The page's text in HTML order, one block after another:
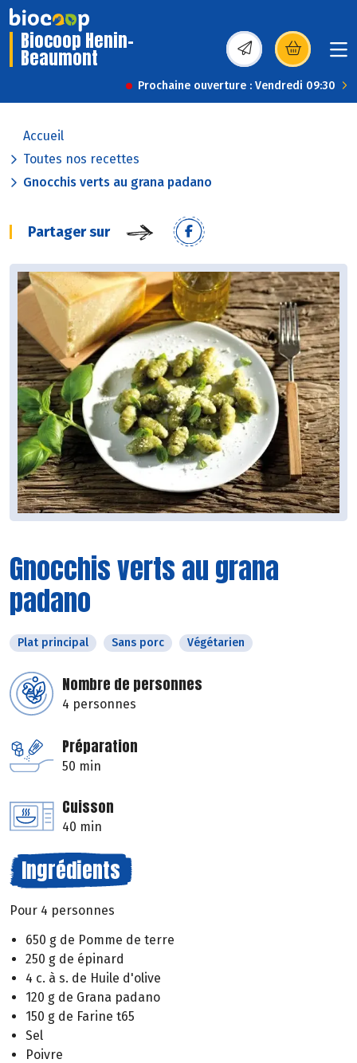
Biocoop Henin-
Beaumont (s’ouvre dans une
Prochaine ouverture : Vendredi 09:30
Accueil
Toutes nos recettes
Gnocchis verts au grana padano
Partager sur
Gnocchis verts au grana
padano
Plat principal Sans porc Végétarien
Nombre de personnes
4 personnes
Préparation
50 min
Cuisson
40 min
Ingrédients
Pour 4 personnes
650 g de Pomme de terre
250 g de épinard
4 c. à s. de Huile d'olive
120 g de Grana padano
150 g de Farine t65
Sel
Poivre